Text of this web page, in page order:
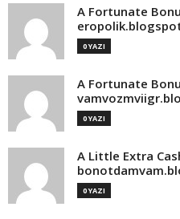
A Fortunate
0 YAZI
A Fortunate
0 YAZI
A Little Extra
0 YAZI